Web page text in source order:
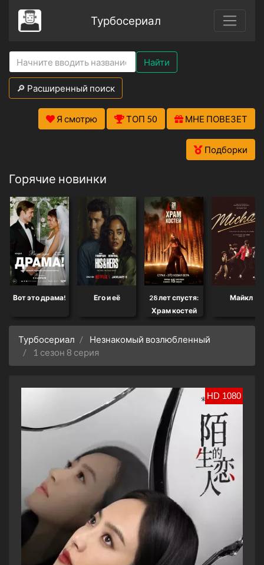
Турбосериал
Найти
🔎 Расширенный поиск
Я смотрю ТОП 50 МНЕ ПОВЕЗЕТ
Подборки
Горячие новинки
драма! Его и её
28 лет спустя:
Храм костей
Турбосериал
Незнакомый возлюбленный
1 сезон 8 серия
HD 1080